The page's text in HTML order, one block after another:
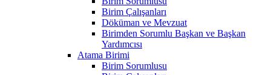
Birim Çalışanları
Döküman ve Mevzuat
Birimden Sorumlu Başkan ve Başkan
Yardımcısı
Atama Birimi
Birim Sorumlusu